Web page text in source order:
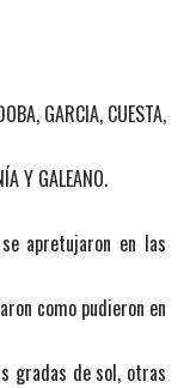
GARCIA, CUESTA,
Y GALEANO.
apretujaron en las
como pudieron en
gradas de sol, otras